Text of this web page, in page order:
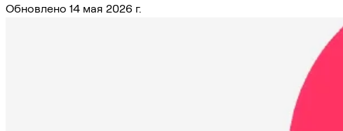
Обновлено 14 мая 2026 г.